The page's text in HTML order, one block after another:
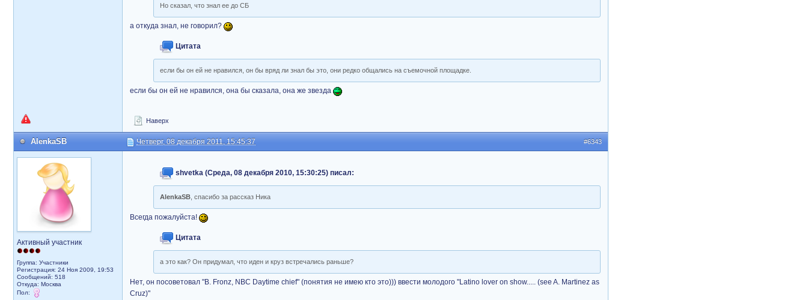
Но сказал, что знал ее до СБ
а откуда знал, не говорил?
Цитата
если бы он ей не нравился, он бы вряд ли знал бы это, они редко общались на съемочной площадке.
если бы он ей не нравился, она бы сказала, она же звезда
Наверх
#6343
AlenkaSB Четверг, 08 декабря 2011, 15:45:37
Активный участник
Группа: Участники
Регистрация: 24 Ноя 2009, 19:53
Сообщений: 518
Откуда: Москва
Пол:
shvetka (Среда, 08 декабря 2010, 15:30:25) писал:
AlenkaSB , спасибо за рассказ Ника
Всегда пожалуйста!
Цитата
а это как? Он придумал, что иден и круз встречались раньше?
Нет, он посоветовал "B. Fronz, NBC Daytime chief" (понятия не имею кто это))) ввести молодого "Latino lover on show..... (see A. Martinez as
Cruz)"